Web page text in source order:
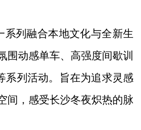
列融合本地文化与全新生
围动感单车、高强度间歇训
系列活动。旨在为追求灵感
间，感受长沙冬夜炽热的脉